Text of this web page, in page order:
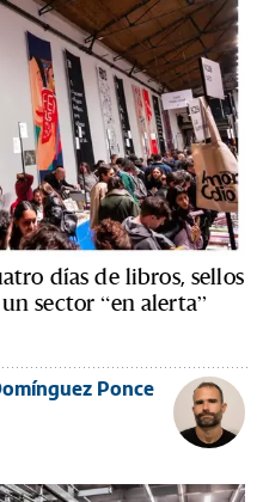
días de libros, sellos
sector “en alerta”
Ponce